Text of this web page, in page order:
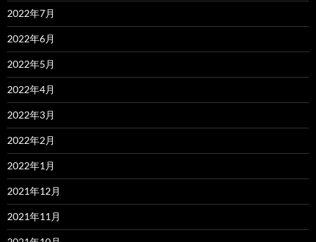
2022年7月
2022年6月
2022年5月
2022年4月
2022年3月
2022年2月
2022年1月
2021年12月
2021年11月